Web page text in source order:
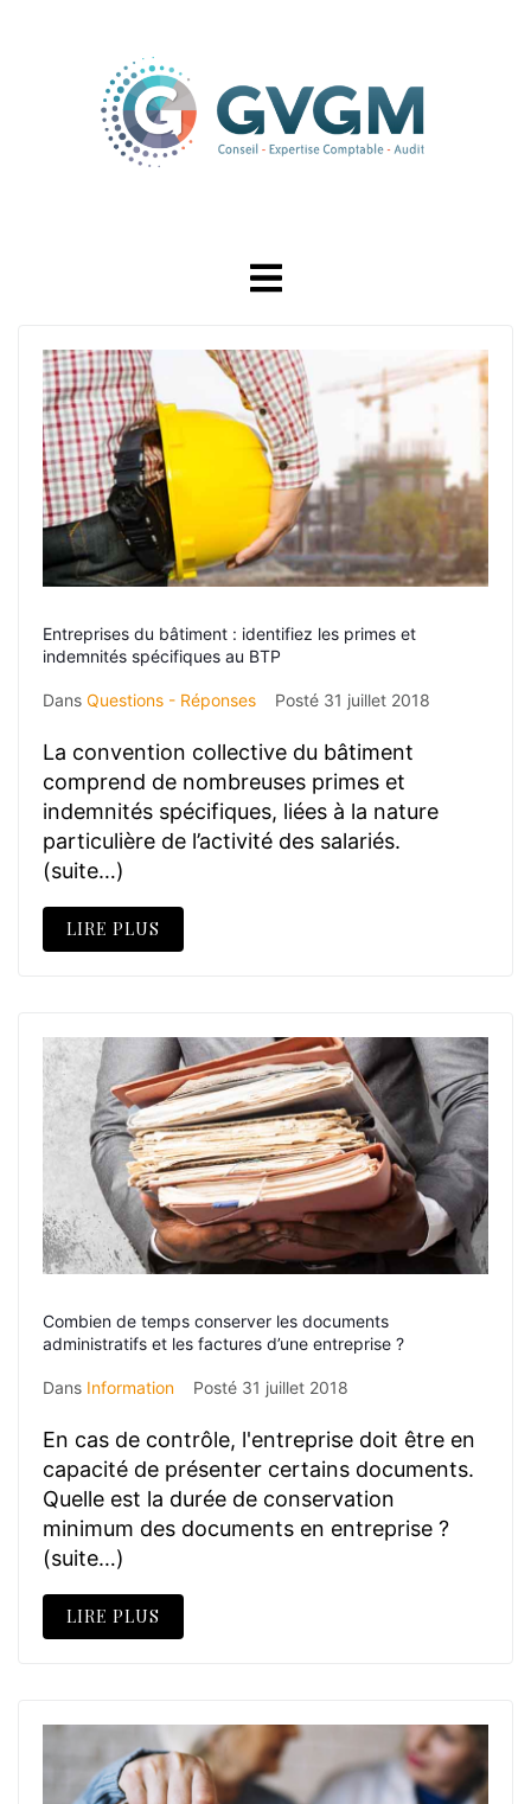
Entreprises du bâtiment : identifiez les primes et
indemnités spécifiques au BTP
Dans Questions - Réponses Posté 31 juillet 2018
La convention collective du bâtiment
comprend de nombreuses primes et
indemnités spécifiques, liées à la nature
particulière de l’activité des salariés.
(suite…)
LIRE PLUS
Combien de temps conserver les documents
administratifs et les factures d’une entreprise ?
Dans Information Posté 31 juillet 2018
En cas de contrôle, l'entreprise doit être en
capacité de présenter certains documents.
Quelle est la durée de conservation
minimum des documents en entreprise ?
(suite…)
LIRE PLUS